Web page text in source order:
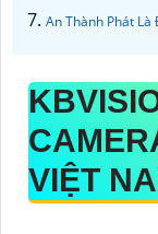
An Thành Phát
VIỆT